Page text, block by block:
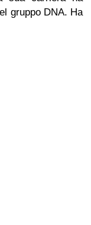
gruppo DNA. Ha